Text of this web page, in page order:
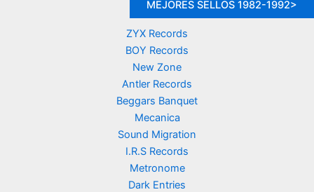
MEJORES SELLOS 1982-1992>
ZYX Records
BOY Records
New Zone
Antler Records
Beggars Banquet
Mecanica
Sound Migration
I.R.S Records
Metronome
Dark Entries